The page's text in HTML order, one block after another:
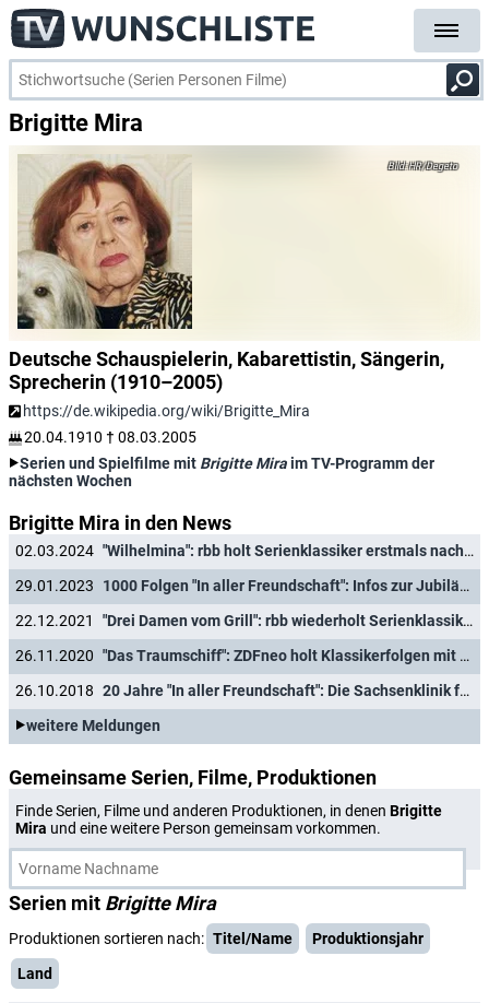
Brigitte Mira
HR/Degeto
Deutsche Schauspielerin, Kabarettistin, Sängerin,
Sprecherin (1910–2005)
https://de.wikipedia.org/wiki/Brigitte_Mira
20.04.1910 † 08.03.2005
Serien und Spielfilme mit Brigitte Miraim TV-Programm der
nächsten Wochen
Brigitte Mira in den News
02.03.2024
"Wilhelmina": rbb holt Serienklassiker erstmals nach 58 Jahren aus dem Archiv
29.01.2023
1000 Folgen "In aller Freundschaft": Infos zur Jubiläumsfolge, Zahlen und Fakten zur Erfolgsgeschichte
22.12.2021
"Drei Damen vom Grill": rbb wiederholt Serienklassiker von Anfang an
26.11.2020
"Das Traumschiff": ZDFneo holt Klassikerfolgen mit Heinz Weiss aus dem Archiv
26.10.2018
20 Jahre "In aller Freundschaft": Die Sachsenklinik feiert Geburtstag
weitere Meldungen
Gemeinsame Serien, Filme, Produktionen
Finde Serien, Filme und anderen Produktionen, in denen Brigitte
Mira und eine weitere Person gemeinsam vorkommen.
Serien mit Brigitte Mira
Produktionen sortieren nach: Titel/Name
Produktionsjahr
Land